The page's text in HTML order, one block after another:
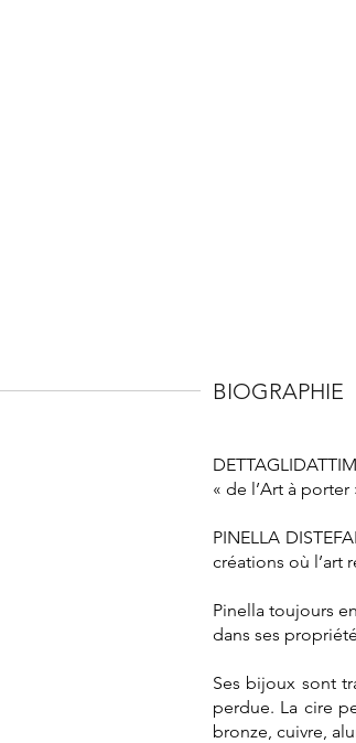
BIOGRAPHIE
« de l’Art à porter
PINELLA
créations où l’art
Pinella toujours
dans ses
Ses bijoux sont
perdue. La cire
bronze, cuivre,